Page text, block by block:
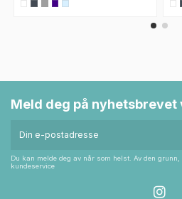
Meld deg på nyhetsbrevet
Du kan melde deg av når som helst. Av den
kundeservice